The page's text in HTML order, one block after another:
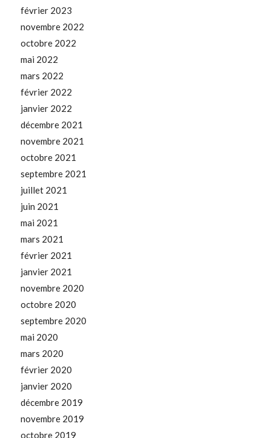
février 2023
novembre 2022
octobre 2022
mai 2022
mars 2022
février 2022
janvier 2022
décembre 2021
novembre 2021
octobre 2021
septembre 2021
juillet 2021
juin 2021
mai 2021
mars 2021
février 2021
janvier 2021
novembre 2020
octobre 2020
septembre 2020
mai 2020
mars 2020
février 2020
janvier 2020
décembre 2019
novembre 2019
octobre 2019